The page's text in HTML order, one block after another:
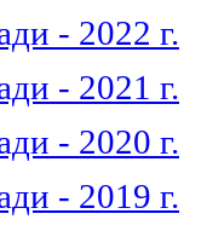
- 2022 г.
- 2021 г.
- 2020 г.
- 2019 г.